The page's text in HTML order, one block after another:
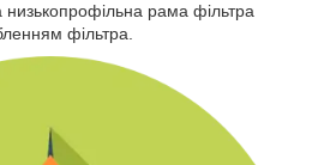
низькопрофільна рама фільтра
фільтра.